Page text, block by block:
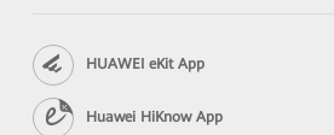
HUAWEI eKit App
Huawei HiKnow App